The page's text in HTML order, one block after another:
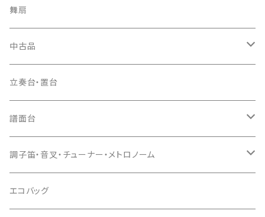
爪・爪輪
爪入
爪駒入
猫足入
爪ばさみ
箏柱
ソフトケース
長袋・三ツ組袋・胴袋
胴掛
根緒
糸
(丸三) 寿糸
はつね糸
駒
地唄駒
糸駒入
歌口キャップ
つゆ切り
お祭り用６穴
お祭り用７穴
篠笛袋
太鼓（本体）
太鼓撥
手拍子（チャンチャン）
当り鉦
シュモク（当り鉦バチ）
舞扇
中古品
箏（本体）
三味線（本体）
立奏台・置台
譜面台
座奏用譜面台
立奏用譜面台
調子笛・音叉・チューナー・メトロノーム
調子笛・音叉
エコバッグ